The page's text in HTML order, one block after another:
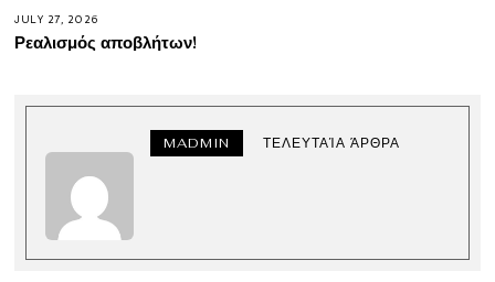
JULY 27, 2026
Ρεαλισμός αποβλήτων!
MADMIN ΤΕΛΕΥΤΑΊΑ ΆΡΘΡΑ